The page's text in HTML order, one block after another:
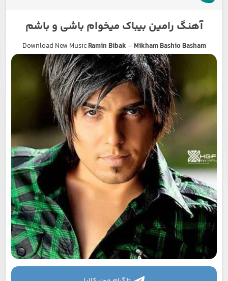
آهنگ رامین بیباک میخوام باشی و باشم
Download New MusicRamin Bibak – Mikham Bashio Basham